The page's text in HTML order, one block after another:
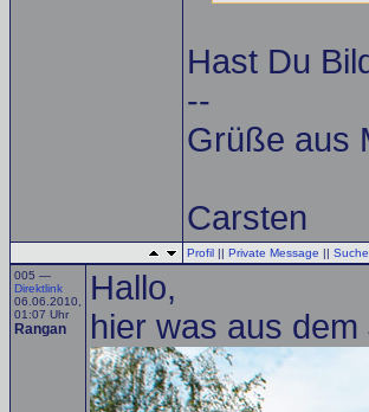
Hast Du
--
Grüße aus
Carsten
Profil || Private Message || Suche
005 —
Direktlink
06.06.2010,
01:07 Uhr
Rangan
Hallo,
hier was aus